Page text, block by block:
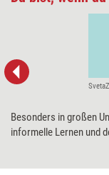
Besonders in großen
informelle Lernen und